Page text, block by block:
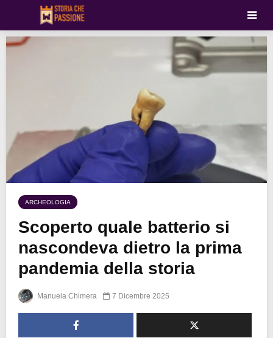
ARCHEOLOGIA
Scoperto quale batterio si
nascondeva dietro la prima
pandemia della storia
Manuela Chimera 7 Dicembre 2025